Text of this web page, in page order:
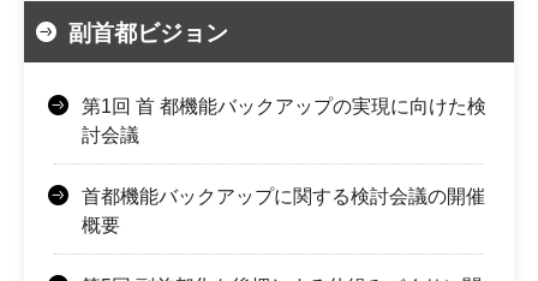
副首都ビジョン
第1回 首 都機能バックアップの実現に向けた検
討会議
首都機能バックアップに関する検討会議の開催
概要